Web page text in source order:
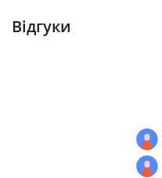
Відгуки